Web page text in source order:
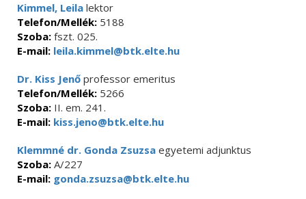
Kimmel, Leila lektor
Telefon/Mellék: 5188
Szoba: fszt. 025.
E-mail: leila.kimmel@btk.elte.hu
Dr. Kiss Jenő professor emeritus
Telefon/Mellék: 5266
Szoba: II. em. 241.
E-mail: kiss.jeno@btk.elte.hu
Klemmné dr. Gonda Zsuzsa egyetemi adjunktus
Szoba: A/227
E-mail: gonda.zsuzsa@btk.elte.hu